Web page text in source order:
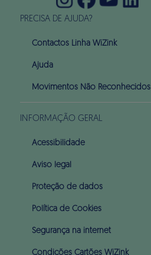
PRECISA DE AJUDA?
Contactos Linha WiZink
Ajuda
Movimentos Não Reconhecidos
INFORMAÇÃO GERAL
Acessibilidade
Aviso legal
Proteção de dados
Política de Cookies
Segurança na internet
Condições Cartões WiZink